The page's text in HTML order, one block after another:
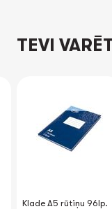
TEVI
Klade A5 rūtiņu 96lp.